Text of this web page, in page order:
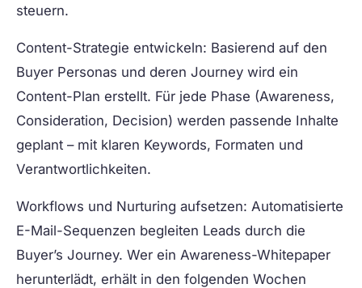
steuern.
Content-Strategie entwickeln: Basierend auf den
Buyer Personas und deren Journey wird ein
Content-Plan erstellt. Für jede Phase (Awareness,
Consideration, Decision) werden passende Inhalte
geplant – mit klaren Keywords, Formaten und
Verantwortlichkeiten.
Workflows und Nurturing aufsetzen: Automatisierte
E-Mail-Sequenzen begleiten Leads durch die
Buyer’s Journey. Wer ein Awareness-Whitepaper
herunterlädt, erhält in den folgenden Wochen